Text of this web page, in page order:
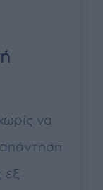
να
εξ